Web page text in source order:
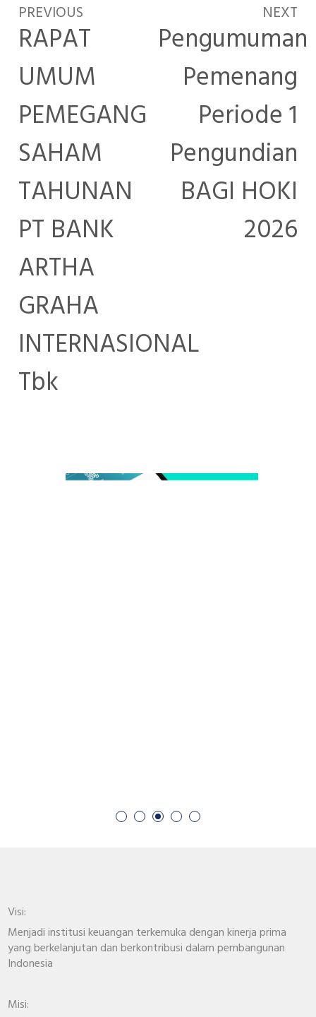
PREVIOUS
RAPAT
UMUM
PEMEGANG
SAHAM
TAHUNAN
PT BANK
ARTHA
GRAHA
INTERNASIONAL
Tbk
NEXT
Pengumuman
Pemenang
Periode 1
Pengundian
BAGI HOKI
2026
Visi:
Menjadi institusi keuangan terkemuka dengan kinerja prima
yang berkelanjutan dan berkontribusi dalam pembangunan
Indonesia
Misi: